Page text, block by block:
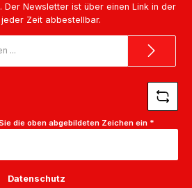
Der Newsletter ist über einen Link in der
jeder Zeit abbestellbar.
die oben abgebildeten Zeichen ein *
Datenschutz